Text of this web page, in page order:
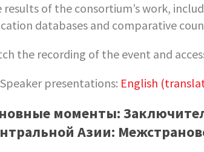
results of the consortium’s work,
databases and comparative
the recording of the event and
Speaker presentations: English
моменты:
Азии: